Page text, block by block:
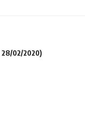
28/02/2020)